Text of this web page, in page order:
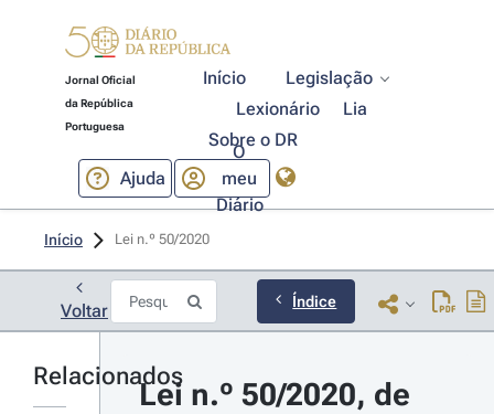
Jornal Oficial
da República
Portuguesa
Início
Legislação
Lexionário
Lia
Sobre o DR
Ajuda
O
meu
Diário
Início Lei n.º 50/2020
Voltar Índice
Relacionados
Lei n.º 50/2020, de